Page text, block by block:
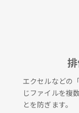
エクセルなどの
じファイルを複
とを防ぎます。